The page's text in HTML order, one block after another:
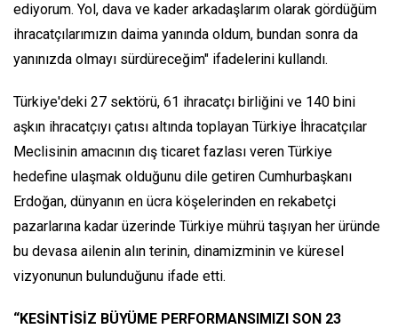
ediyorum. Yol, dava ve kader arkadaşlarım olarak gördüğüm
ihracatçılarımızın daima yanında oldum, bundan sonra da
yanınızda olmayı sürdüreceğim" ifadelerini kullandı.
Türkiye'deki 27 sektörü, 61 ihracatçı birliğini ve 140 bini
aşkın ihracatçıyı çatısı altında toplayan Türkiye İhracatçılar
Meclisinin amacının dış ticaret fazlası veren Türkiye
hedefine ulaşmak olduğunu dile getiren Cumhurbaşkanı
Erdoğan, dünyanın en ücra köşelerinden en rekabetçi
pazarlarına kadar üzerinde Türkiye mührü taşıyan her üründe
bu devasa ailenin alın terinin, dinamizminin ve küresel
vizyonunun bulunduğunu ifade etti.
“KESİNTİSİZ BÜYÜME PERFORMANSIMIZI SON 23